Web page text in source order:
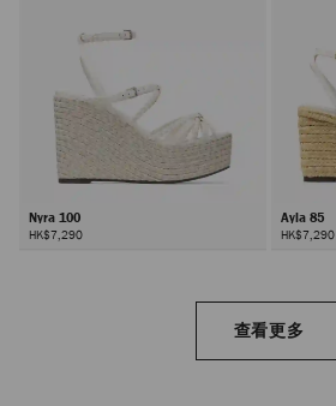
Nyra 100
HK$7,290
Ayla 85
HK$7,290
查看更多